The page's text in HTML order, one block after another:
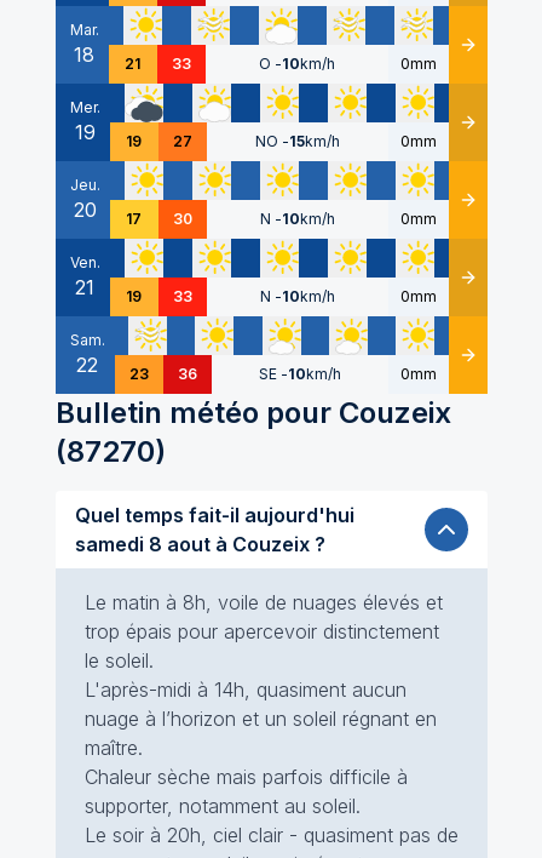
Mar.
18 21 33 O -10km/h 0mm Détails
Mer.
19 19 27 NO -15km/h 0mm Détails
Jeu.
20 17 30 N -10km/h 0mm Détails
Ven.
21 19 33 N -10km/h 0mm Détails
Sam.
22 23 36 SE -10km/h 0mm Détails
Bulletin météo pour Couzeix
(87270)
Quel temps fait-il aujourd'hui
samedi 8 aout à Couzeix ?
Le matin à 8h, voile de nuages élevés et
trop épais pour apercevoir distinctement
le soleil.
L'après-midi à 14h, quasiment aucun
nuage à l’horizon et un soleil régnant en
maître.
Chaleur sèche mais parfois difficile à
supporter, notamment au soleil.
Le soir à 20h, ciel clair - quasiment pas de